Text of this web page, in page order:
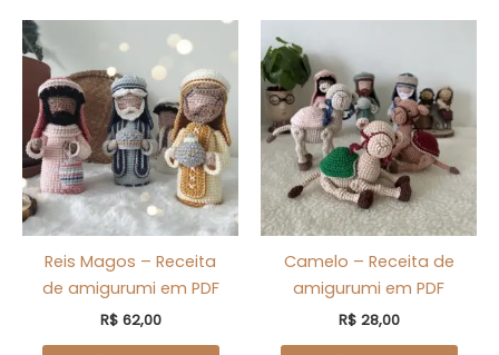
Reis Magos – Receita
de amigurumi em PDF
R$62,00
Camelo – Receita de
amigurumi em PDF
R$28,00